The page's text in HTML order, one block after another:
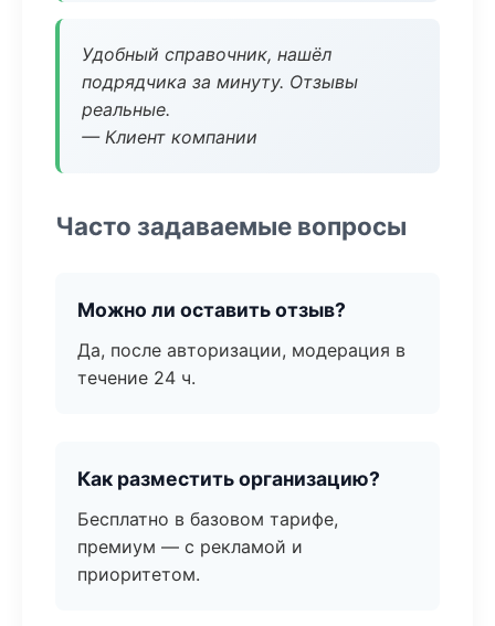
Удобный справочник, нашёл
подрядчика за минуту. Отзывы
реальные.
— Клиент компании
Часто задаваемые вопросы
Можно ли оставить отзыв?
Да, после авторизации, модерация в
течение 24 ч.
Как разместить организацию?
Бесплатно в базовом тарифе,
премиум — с рекламой и
приоритетом.